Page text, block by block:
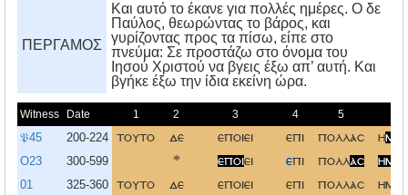
ΠΕΡΓΑΜΟΣ
Kαι αυτό το έκανε για πολλές ημέρες. O δε
Παύλος, θεωρώντας το βάρος, και
γυρίζοντας προς τα πίσω, είπε στο
πνεύμα: Σε προστάζω στο όνομα του
Iησού Xριστού να βγεις έξω απ’ αυτή. Kαι
βγήκε έξω την ίδια εκείνη ώρα.
Witness Date 1 2 3 4 5
𝔓45 200-224 τουτο δε εποιει επι πολλασ η
O23 300-599 * εποιει επι πολλασ
01 325-360 τουτο δε εποιει επι πολλασ